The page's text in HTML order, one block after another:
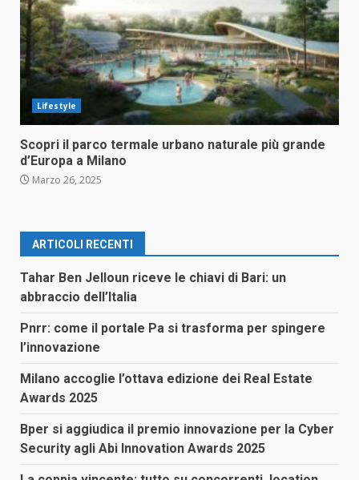
Lifestyle
Scopri il parco termale urbano naturale più grande
d’Europa a Milano
Marzo 26, 2025
ARTICOLI RECENTI
Tahar Ben Jelloun riceve le chiavi di Bari: un
abbraccio dell’Italia
Pnrr: come il portale Pa si trasforma per spingere
l’innovazione
Milano accoglie l’ottava edizione dei Real Estate
Awards 2025
Bper si aggiudica il premio innovazione per la Cyber
Security agli Abi Innovation Awards 2025